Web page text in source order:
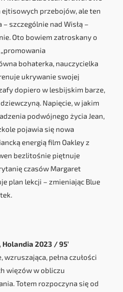
przebojów, ale ten
szczególnie nad Wisłą –
Oto bowiem zatroskany o
bohaterka, nauczycielka
ukrywanie swojej
dopiero w lesbijskim barze,
Napięcie, w jakim
podwójnego życia Jean,
pojawia się nowa
energią film Oakley z
bezlitośnie piętnuje
czasów Margaret
plan lekcji – zmieniając Blue
2023 / 95’
pełna czułości
więzów w obliczu
Totem rozpoczyna się od